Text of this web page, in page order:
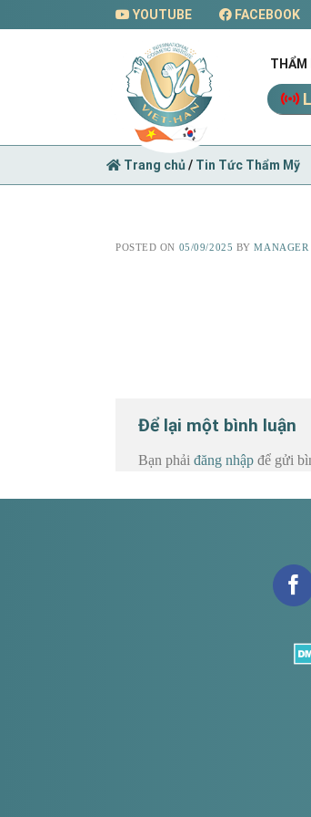
to
YOUTUBE FACEBOOK
THẨM
Trang chủ / Tin Tức Thẩm Mỹ
POSTED ON 05/09/2025 BYMANAGER
Để lại một bình luận
Bạn phải đăng nhập để gửi